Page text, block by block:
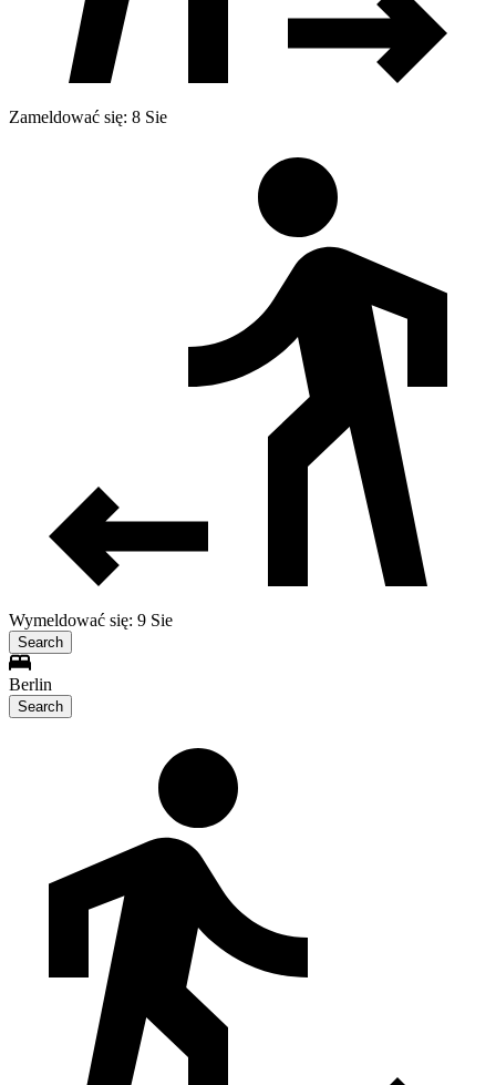
Zameldować się: 8 Sie
Wymeldować się: 9 Sie
Search
Berlin
Search